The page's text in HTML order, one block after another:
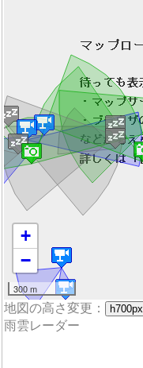
+
−
300 m
地図の高さ変更： h700px
雨雲レーダー